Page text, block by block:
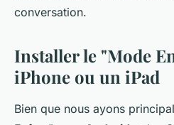
conversation.
Installer le "Mode
iPhone ou un iPad
Bien que nous ayons